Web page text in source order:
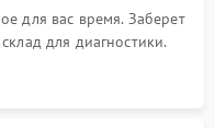
для вас время. Заберет
для диагностики.